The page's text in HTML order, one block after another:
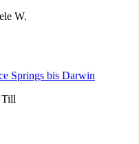
W.
Springs bis Darwin
Till